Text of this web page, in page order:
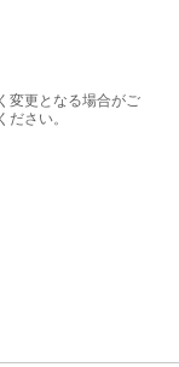
変更となる場合がご
さい。